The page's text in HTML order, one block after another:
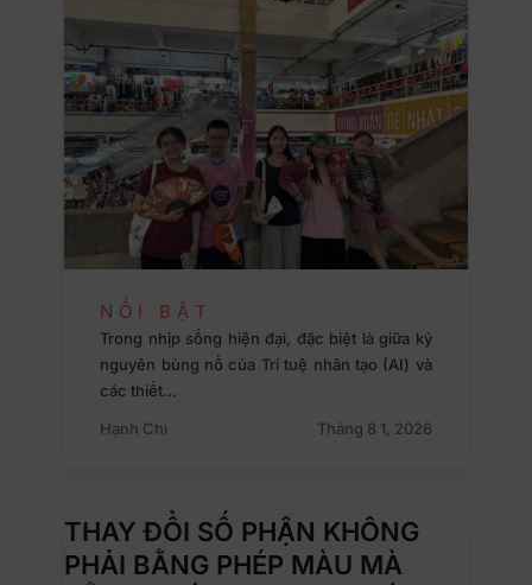
NỔI BẬT
Trong nhịp sống hiện đại, đặc biệt là giữa kỷ
nguyên bùng nổ của Trí tuệ nhân tạo (AI) và
các thiết…
Hạnh Chi
Tháng 8 1, 2026
THAY ĐỔI SỐ PHẬN KHÔNG
PHẢI BẰNG PHÉP MÀU MÀ